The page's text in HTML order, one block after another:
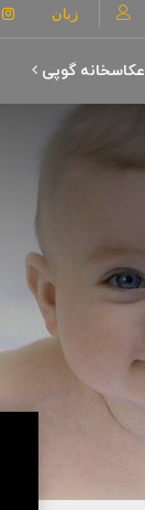
زبان
عکاسخانه گوپی